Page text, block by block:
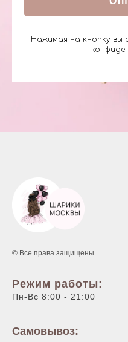
Нажимая на кнопку вы
© Все права защищены
Режим работы:
Пн-Вс 8:00 - 21:00
Самовывоз: